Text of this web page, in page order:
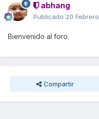
abhang
Publicado 20 Febrero
Bienvenido al foro.
Compartir